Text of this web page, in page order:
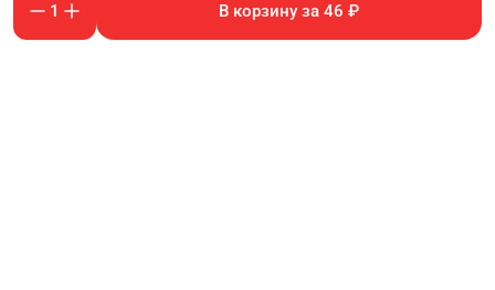
1 В корзину за 46 ₽